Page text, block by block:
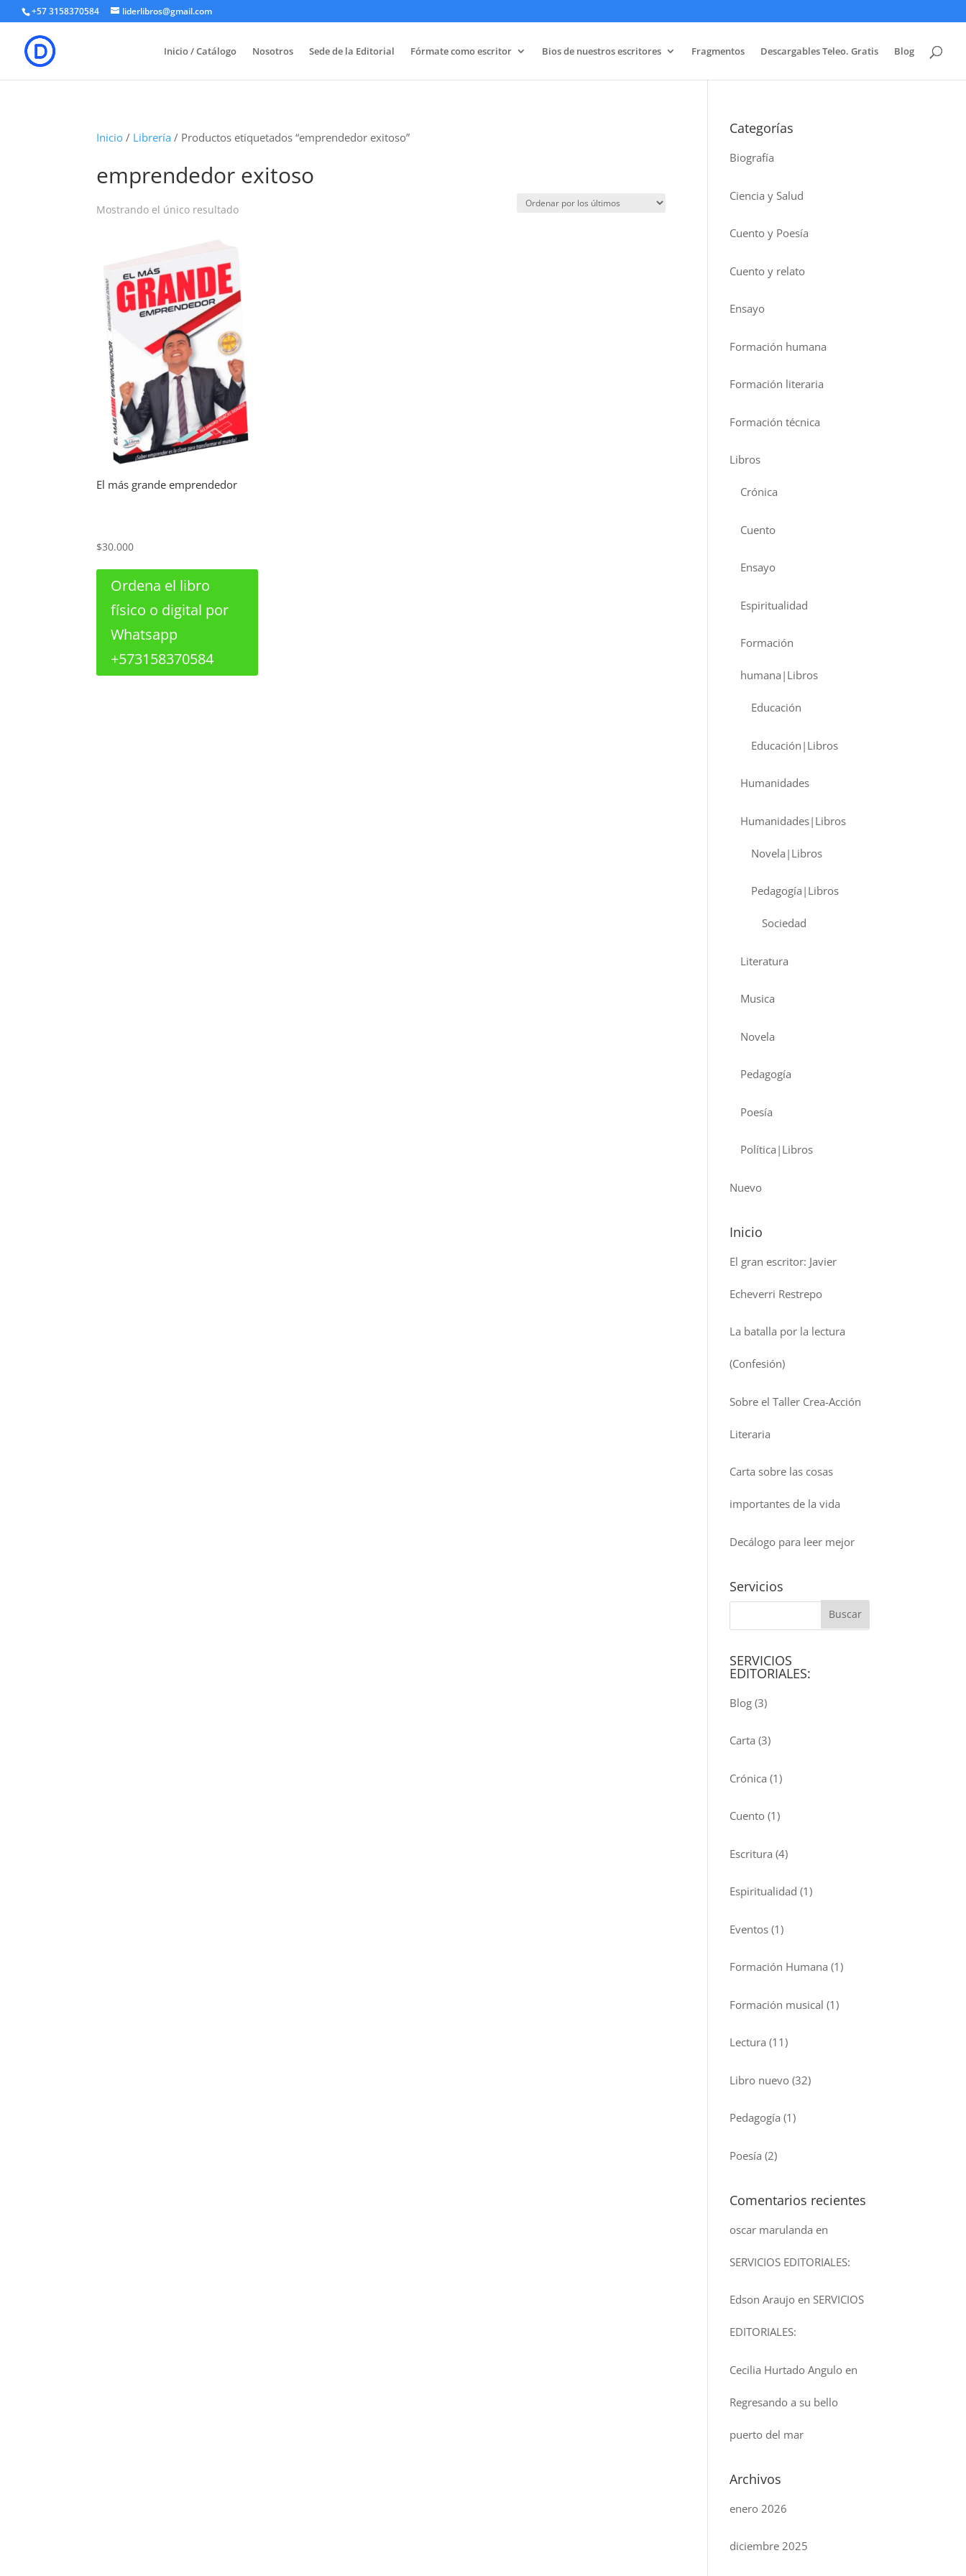
+57 3158370584 liderlibros@gmail.com
Inicio / Catálogo Nosotros Sede de la Editorial Fórmate como escritor Bios de nuestros escritores Fragmentos Descargables Teleo. Gratis Blog
Inicio / Librería / Productos etiquetados “emprendedor exitoso”
emprendedor exitoso
Mostrando el único resultado
El más grande emprendedor
$30.000
Ordena el libro
físico o digital por
Whatsapp
+573158370584
Categorías
Biografía
Ciencia y Salud
Cuento y Poesía
Cuento y relato
Ensayo
Formación humana
Formación literaria
Formación técnica
Libros
Crónica
Cuento
Ensayo
Espiritualidad
Formación
humana|Libros
Educación
Educación|Libros
Humanidades
Humanidades|Libros
Novela|Libros
Pedagogía|Libros
Sociedad
Literatura
Musica
Novela
Pedagogía
Poesía
Política|Libros
Nuevo
Inicio
El gran escritor: Javier
Echeverri Restrepo
La batalla por la lectura
(Confesión)
Sobre el Taller Crea-Acción
Literaria
Carta sobre las cosas
importantes de la vida
Decálogo para leer mejor
Servicios
SERVICIOS
EDITORIALES:
Blog (3)
Carta (3)
Crónica (1)
Cuento (1)
Escritura (4)
Espiritualidad (1)
Eventos (1)
Formación Humana (1)
Formación musical (1)
Lectura (11)
Libro nuevo (32)
Pedagogía (1)
Poesía (2)
Comentarios recientes
oscar marulanda en
SERVICIOS EDITORIALES:
Edson Araujo enSERVICIOS
EDITORIALES:
Cecilia Hurtado Angulo en
Regresando a su bello
puerto del mar
Archivos
enero 2026
diciembre 2025